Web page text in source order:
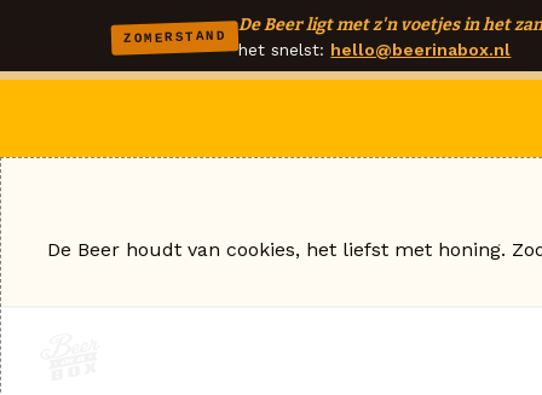
ZOMERSTAND
De Beer ligt met z'n voetjes in het
het snelst: hello@beerinabox.nl
De Beer houdt van cookies, het liefst met honing.